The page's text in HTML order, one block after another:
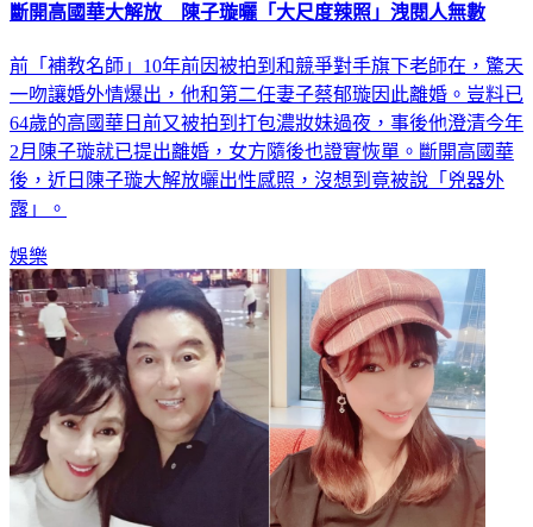
斷開高國華大解放 陳子璇曬「大尺度辣照」洩閱人無數
前「補教名師」10年前因被拍到和競爭對手旗下老師在，驚天
一吻讓婚外情爆出，他和第二任妻子蔡郁璇因此離婚。豈料已
64歲的高國華日前又被拍到打包濃妝妹過夜，事後他澄清今年
2月陳子璇就已提出離婚，女方隨後也證實恢單。斷開高國華
後，近日陳子璇大解放曬出性感照，沒想到竟被說「兇器外
露」。
娛樂